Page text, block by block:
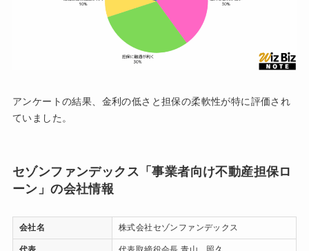
アンケートの結果、金利の低さと担保の柔軟性が特に評価され
ていました。
セゾンファンデックス「事業者向け不動産担保ロ
ーン」の会社情報
会社名 株式会社セゾンファンデックス